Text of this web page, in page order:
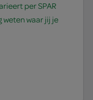
per SPAR
weten waar jij je